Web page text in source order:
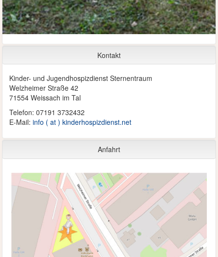
Kontakt
Kinder- und Jugendhospizdienst Sternentraum
Welzheimer Straße 42
71554 Weissach im Tal
Telefon: 07191 3732432
E-Mail: info ( at ) kinderhospizdienst.net
Anfahrt